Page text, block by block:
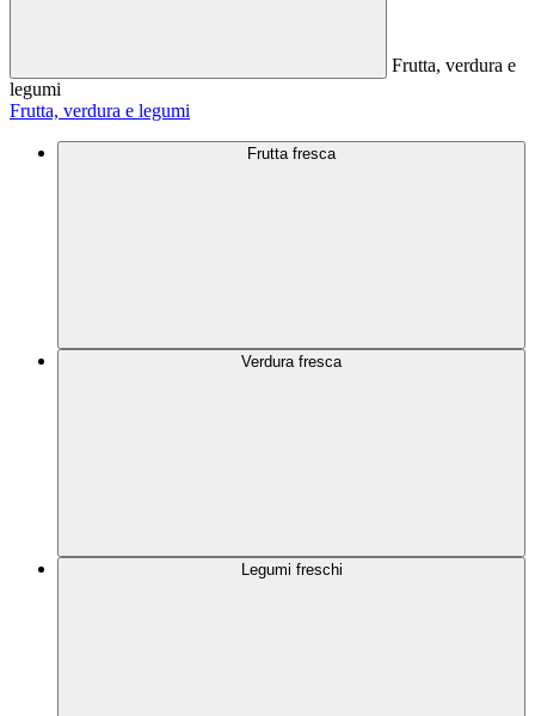
Frutta, verdura e
legumi
Frutta, verdura e legumi
Frutta fresca
Verdura fresca
Legumi freschi